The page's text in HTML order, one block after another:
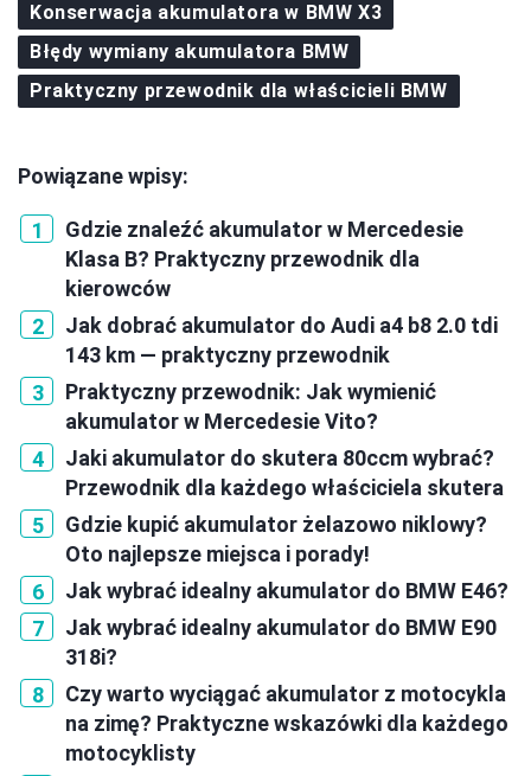
Konserwacja akumulatora w BMW X3
Błędy wymiany akumulatora BMW
Praktyczny przewodnik dla właścicieli BMW
Powiązane wpisy:
Gdzie znaleźć akumulator w Mercedesie
Klasa B? Praktyczny przewodnik dla
kierowców
Jak dobrać akumulator do Audi a4 b8 2.0 tdi
143 km — praktyczny przewodnik
Praktyczny przewodnik: Jak wymienić
akumulator w Mercedesie Vito?
Jaki akumulator do skutera 80ccm wybrać?
Przewodnik dla każdego właściciela skutera
Gdzie kupić akumulator żelazowo niklowy?
Oto najlepsze miejsca i porady!
Jak wybrać idealny akumulator do BMW E46?
Jak wybrać idealny akumulator do BMW E90
318i?
Czy warto wyciągać akumulator z motocykla
na zimę? Praktyczne wskazówki dla każdego
motocyklisty